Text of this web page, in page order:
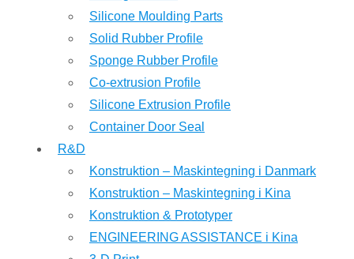
Silicone Moulding Parts
Solid Rubber Profile
Sponge Rubber Profile
Co-extrusion Profile
Silicone Extrusion Profile
Container Door Seal
R&D
Konstruktion – Maskintegning i Danmark
Konstruktion – Maskintegning i Kina
Konstruktion & Prototyper
ENGINEERING ASSISTANCE i Kina